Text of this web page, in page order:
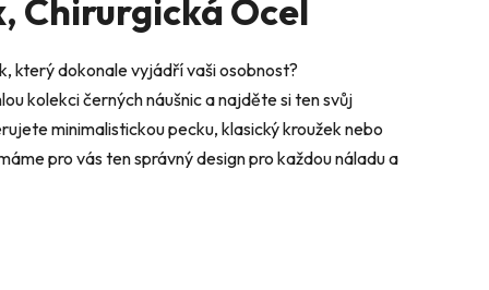
Chirurgická Ocel
který dokonale vyjádří vaši osobnost?
kolekci černých náušnic a najděte si ten svůj
minimalistickou pecku, klasický kroužek nebo
pro vás ten správný design pro každou náladu a